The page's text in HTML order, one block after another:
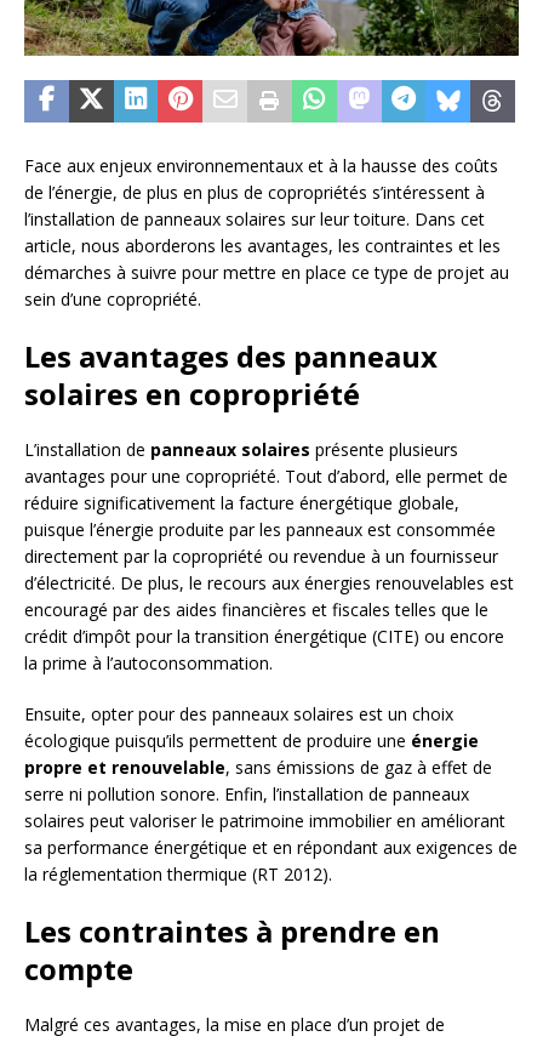
Face aux enjeux environnementaux et à la hausse des coûts
de l’énergie, de plus en plus de copropriétés s’intéressent à
l’installation de panneaux solaires sur leur toiture. Dans cet
article, nous aborderons les avantages, les contraintes et les
démarches à suivre pour mettre en place ce type de projet au
sein d’une copropriété.
Les avantages des panneaux
solaires en copropriété
L’installation de panneaux solaires présente plusieurs
avantages pour une copropriété. Tout d’abord, elle permet de
réduire significativement la facture énergétique globale,
puisque l’énergie produite par les panneaux est consommée
directement par la copropriété ou revendue à un fournisseur
d’électricité. De plus, le recours aux énergies renouvelables est
encouragé par des aides financières et fiscales telles que le
crédit d’impôt pour la transition énergétique (CITE) ou encore
la prime à l’autoconsommation.
Ensuite, opter pour des panneaux solaires est un choix
écologique puisqu’ils permettent de produire une énergie
propre et renouvelable, sans émissions de gaz à effet de
serre ni pollution sonore. Enfin, l’installation de panneaux
solaires peut valoriser le patrimoine immobilier en améliorant
sa performance énergétique et en répondant aux exigences de
la réglementation thermique (RT 2012).
Les contraintes à prendre en
compte
Malgré ces avantages, la mise en place d’un projet de